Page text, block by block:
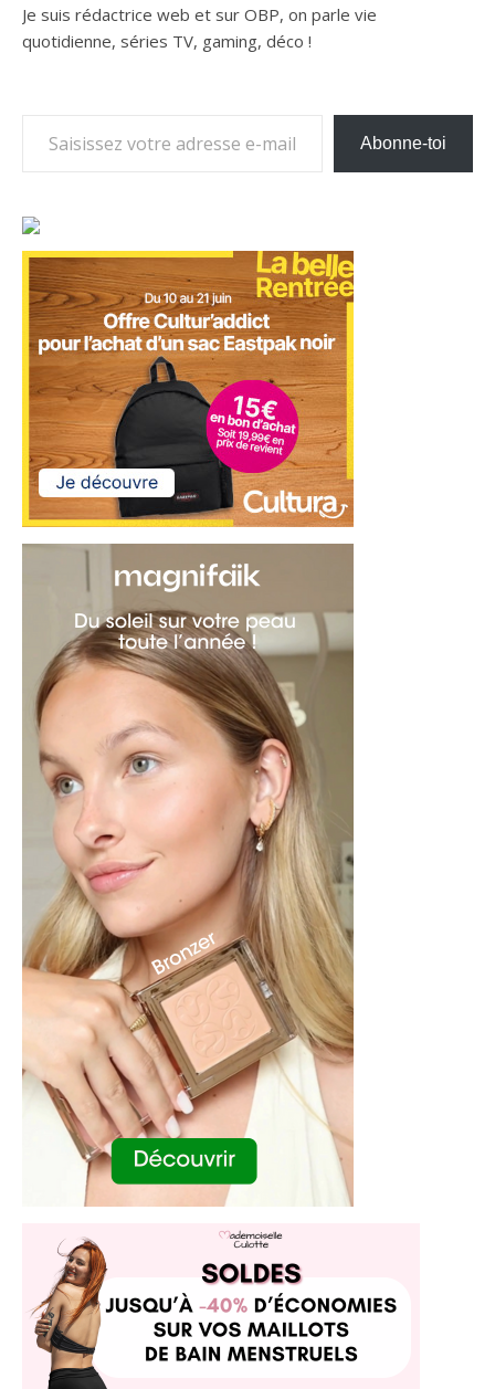
Je suis rédactrice web et sur OBP, on parle vie
quotidienne, séries TV, gaming, déco !
Abonne-toi